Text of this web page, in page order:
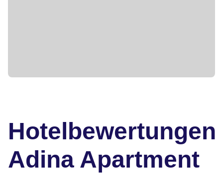
Hotelbewertungen
Adina Apartment